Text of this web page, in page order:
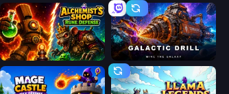
Alchemist's Shop: Rune Defense Galactic Drill